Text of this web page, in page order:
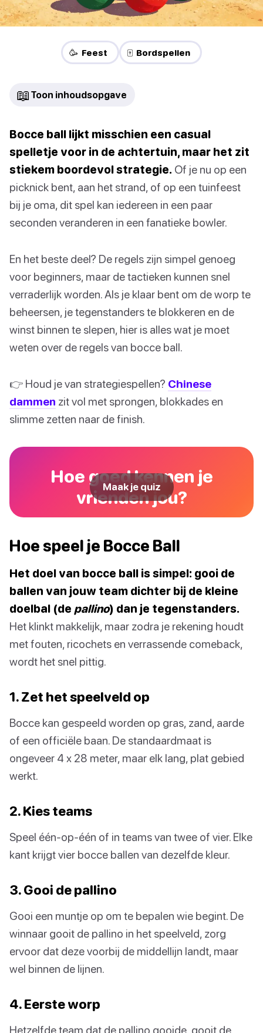
🥳 Feest 🀄 Bordspellen
📖 Toon inhoudsopgave
Bocce ball lijkt misschien een casual
spelletje voor in de achtertuin, maar het zit
stiekem boordevol strategie. Of je nu op een
picknick bent, aan het strand, of op een tuinfeest
bij je oma, dit spel kan iedereen in een paar
seconden veranderen in een fanatieke bowler.
En het beste deel? De regels zijn simpel genoeg
voor beginners, maar de tactieken kunnen snel
verraderlijk worden. Als je klaar bent om de worp te
beheersen, je tegenstanders te blokkeren en de
winst binnen te slepen, hier is alles wat je moet
weten over de regels van bocce ball.
👉 Houd je van strategiespellen? Chinese
dammen zit vol met sprongen, blokkades en
slimme zetten naar de finish.
Hoe goed kennen je
vrienden jou?
Maak je quiz
Hoe speel je Bocce Ball
Het doel van bocce ball is simpel: gooi de
ballen van jouw team dichter bij de kleine
doelbal (de pallino) dan je tegenstanders.
Het klinkt makkelijk, maar zodra je rekening houdt
met fouten, ricochets en verrassende comeback,
wordt het snel pittig.
1. Zet het speelveld op
Bocce kan gespeeld worden op gras, zand, aarde
of een officiële baan. De standaardmaat is
ongeveer 4 x 28 meter, maar elk lang, plat gebied
werkt.
2. Kies teams
Speel één-op-één of in teams van twee of vier. Elke
kant krijgt vier bocce ballen van dezelfde kleur.
3. Gooi de pallino
Gooi een muntje op om te bepalen wie begint. De
winnaar gooit de pallino in het speelveld, zorg
ervoor dat deze voorbij de middellijn landt, maar
wel binnen de lijnen.
4. Eerste worp
Hetzelfde team dat de pallino gooide, gooit de